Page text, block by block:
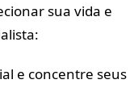
sua vida e
e concentre seus